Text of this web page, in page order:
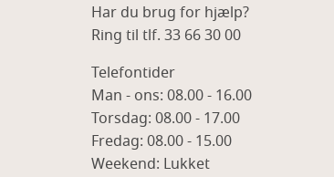
Har du brug for hjælp?
Ring til tlf. 33 66 30 00
Telefontider
Man - ons: 08.00 - 16.00
Torsdag: 08.00 - 17.00
Fredag: 08.00 - 15.00
Weekend: Lukket